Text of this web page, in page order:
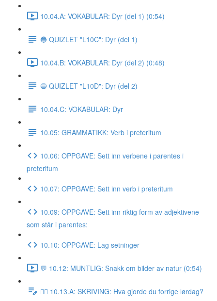
10.04.A: VOKABULAR: Dyr (del 1) (0:54)
🔵 QUIZLET "L10C": Dyr (del 1)
10.04.B: VOKABULAR: Dyr (del 2) (0:48)
🔵 QUIZLET "L10D": Dyr (del 2)
10.04.C: VOKABULAR: Dyr
10.05: GRAMMATIKK: Verb i preteritum
10.06: OPPGAVE: Sett inn verbene i parentes i
preteritum
10.07: OPPGAVE: Sett inn verb i preteritum
10.09: OPPGAVE: Sett inn riktig form av adjektivene
som står i parentes:
10.10: OPPGAVE: Lag setninger
💬 10.12: MUNTLIG: Snakk om bilder av natur (0:54)
✍🏼 10.13.A: SKRIVING: Hva gjorde du forrige lørdag?